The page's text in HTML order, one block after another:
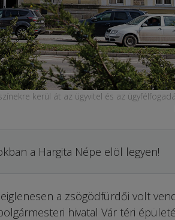
kerül át az ügyvitel és az
a Hargita Népe elöl legyen!
a zsögödfürdői volt
hivatal Vár téri